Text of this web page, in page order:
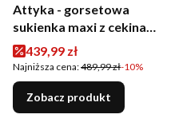
Attyka - gorsetowa
sukienka maxi z cekinami i
tiulem granatowa
Cena promocyjna
439,99 zł
Najniższa cena:489,99 zł-10%
Zobacz produkt